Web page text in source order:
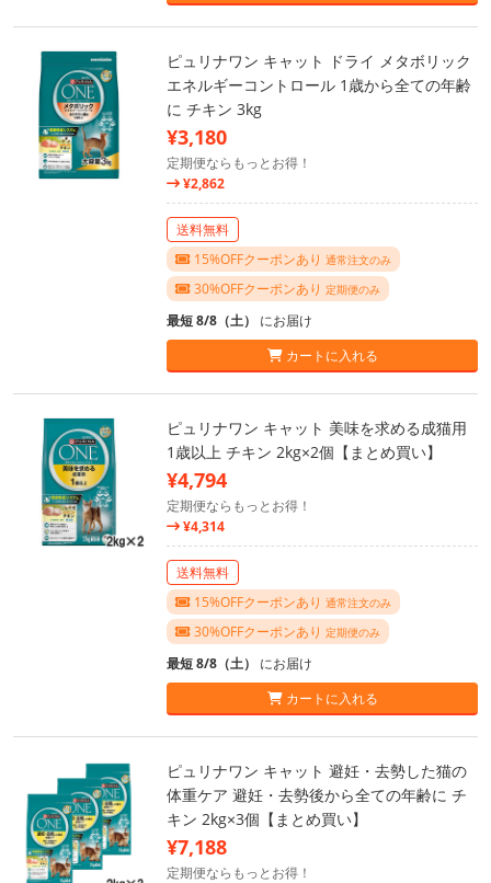
ピュリナワン キャット ドライ メタボリック
エネルギーコントロール 1歳から全ての年齢
に チキン 3kg
¥3,180
定期便ならもっとお得！
¥2,862
送料無料
15%OFFクーポンあり 通常注文のみ
30%OFFクーポンあり 定期便のみ
最短 8/8（土） にお届け
カートに入れる
ピュリナワン キャット 美味を求める成猫用
1歳以上 チキン 2kg×2個【まとめ買い】
¥4,794
定期便ならもっとお得！
¥4,314
送料無料
15%OFFクーポンあり 通常注文のみ
30%OFFクーポンあり 定期便のみ
最短 8/8（土） にお届け
カートに入れる
ピュリナワン キャット 避妊・去勢した猫の
体重ケア 避妊・去勢後から全ての年齢に チ
キン 2kg×3個【まとめ買い】
¥7,188
定期便ならもっとお得！